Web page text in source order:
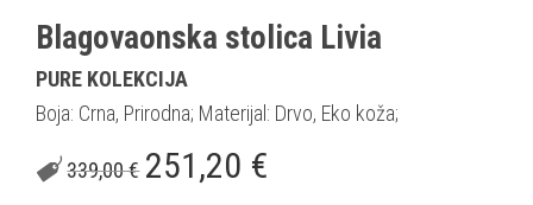
Blagovaonska stolica Livia
PURE KOLEKCIJA
Boja: Crna, Prirodna; Materijal: Drvo, Eko koža;
339,00€ 251,20 €